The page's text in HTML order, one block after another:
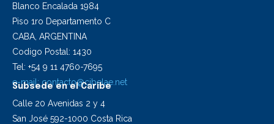
Blanco Encalada 1984
Piso 1ro Departamento C
CABA, ARGENTINA
Codigo Postal: 1430
Tel: +54 9 11 4760-7695
e-mail: contacto@cibelae.net
Subsede en el Caribe
Calle 20 Avenidas 2 y 4
San José 592-1000 Costa Rica